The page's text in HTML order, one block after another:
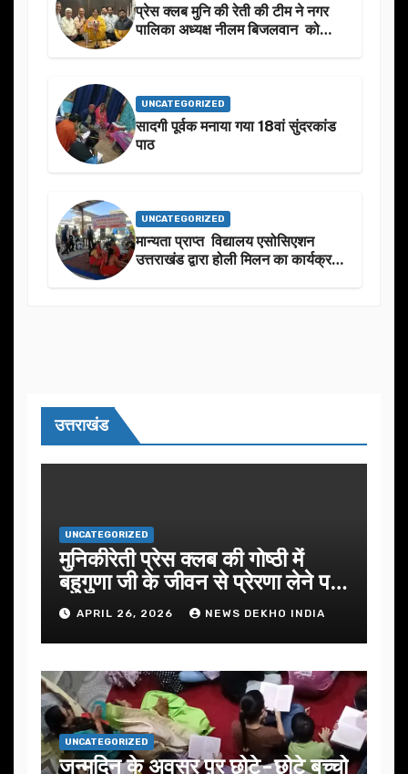
प्रेस क्लब मुनि की रेती की टीम ने नगर
पालिका अध्यक्ष नीलम बिजलवान को
UNCATEGORIZED
सादगी पूर्वक मनाया गया 18वां सुंदरकांड
पाठ
UNCATEGORIZED
मान्यता प्राप्त विद्यालय एसोसिएशन
उत्तराखंड द्वारा होली मिलन का कार्यक्रम
उत्तराखंड
UNCATEGORIZED
मुनिकीरेती प्रेस क्लब की गोष्ठी में
बहुगुणा जी के जीवन से प्रेरणा लेने पर
जोरAPRIL 26, 2026 NEWS DEKHO INDIA
UNCATEGORIZED
जन्मदिन के अवसर प़र छोटे-छोटे बच्चो